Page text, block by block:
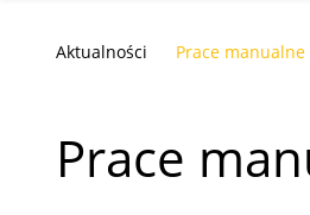
Aktualności Prace manualne
Prace